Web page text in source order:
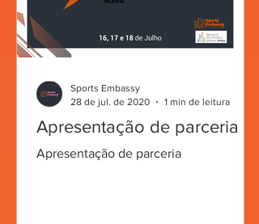
Apresentação de parceria
Apresentação de parceria
Sports Embassy
28 de jul. de 2020
1 min de leitura